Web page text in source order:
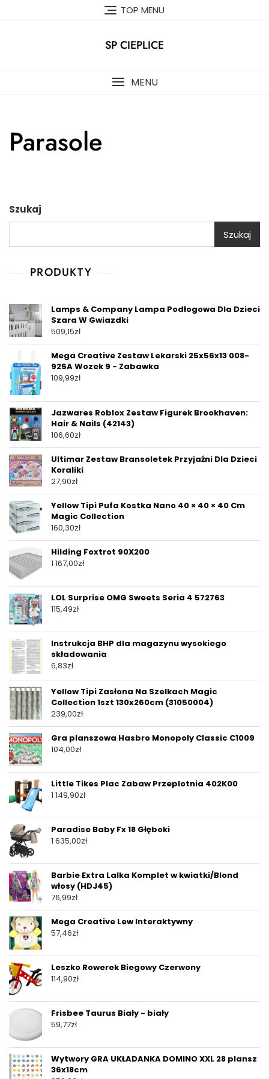
TOP MENU
SP CIEPLICE
MENU
Parasole
Szukaj
Szukaj
PRODUKTY
Lamps & Company Lampa Podłogowa Dla Dzieci
Szara W Gwiazdki
509,15zł
Mega Creative Zestaw Lekarski 25x56x13 008-
925A Wozek 9 - Zabawka
109,99zł
Jazwares Roblox Zestaw Figurek Brookhaven:
Hair & Nails (42143)
106,60zł
Ultimar Zestaw Bransoletek Przyjaźni Dla Dzieci
Koraliki
27,90zł
Yellow Tipi Pufa Kostka Nano 40 × 40 × 40 Cm
Magic Collection
160,30zł
Hilding Foxtrot 90X200
1 167,00zł
LOL Surprise OMG Sweets Seria 4 572763
115,49zł
Instrukcja BHP dla magazynu wysokiego
składowania
6,83zł
Yellow Tipi Zasłona Na Szelkach Magic
Collection 1szt 130x260cm (31050004)
239,00zł
Gra planszowa Hasbro Monopoly Classic C1009
104,00zł
Little Tikes Plac Zabaw Przeplotnia 402K00
1 149,90zł
Paradise Baby Fx 18 Głęboki
1 635,00zł
Barbie Extra Lalka Komplet w kwiatki/Blond
włosy (HDJ45)
76,99zł
Mega Creative Lew Interaktywny
57,46zł
Leszko Rowerek Biegowy Czerwony
114,90zł
Frisbee Taurus Biały - biały
59,77zł
Wytwory GRA UKŁADANKA DOMINO XXL 28 plansz
36x18cm